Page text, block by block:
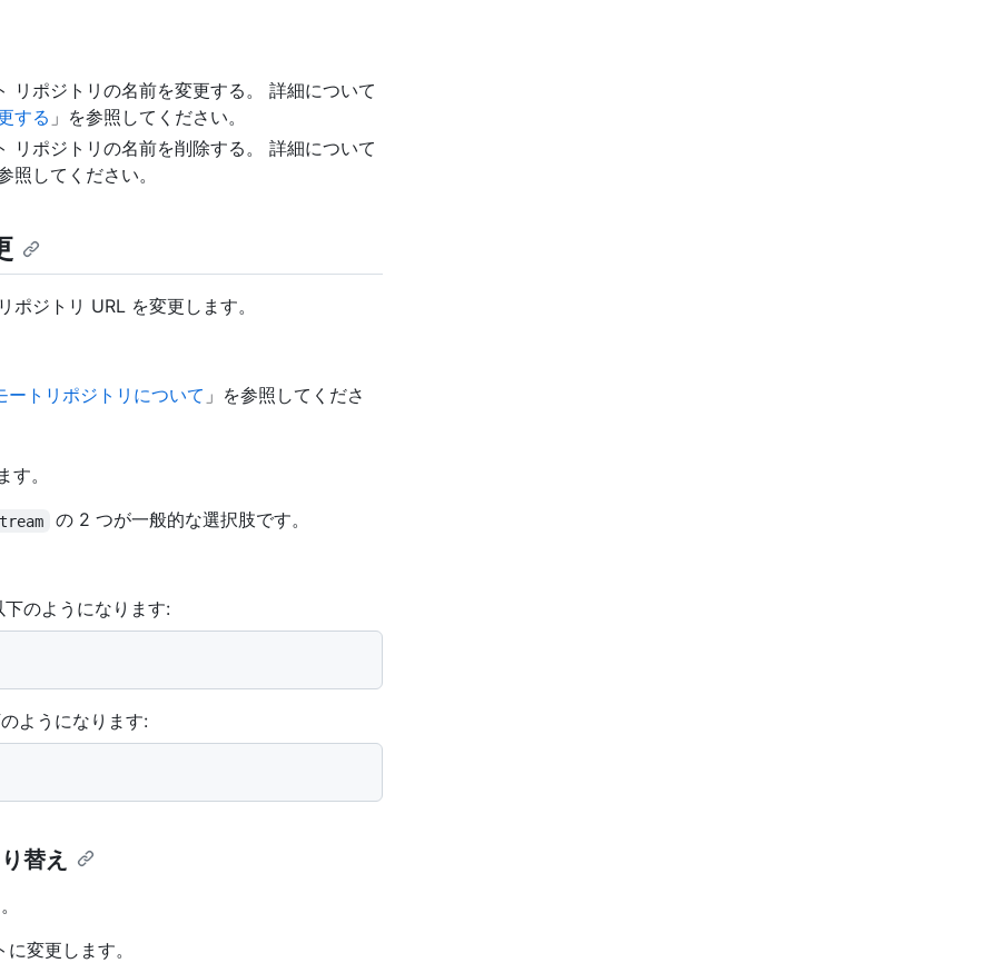
リポジトリの名前を変更する。 詳細について
する 」を参照してください。
リポジトリの名前を削除する。 詳細について
照してください。
ジトリ URL を変更します。
ートリポジトリについて 」を参照してくださ
。
の 2 つが一般的な選択肢です。
のようになります:
ようになります:
替え
変更します。